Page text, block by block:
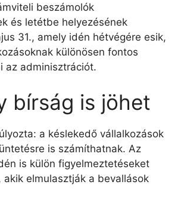
beszámolók
és letétbe helyezésének
31., amely idén hétvégére esik,
különösen fontos
az adminisztrációt.
bírság is jöhet
a késlekedő vállalkozások
is számíthatnak. Az
is külön figyelmeztetéseket
akik elmulasztják a bevallások